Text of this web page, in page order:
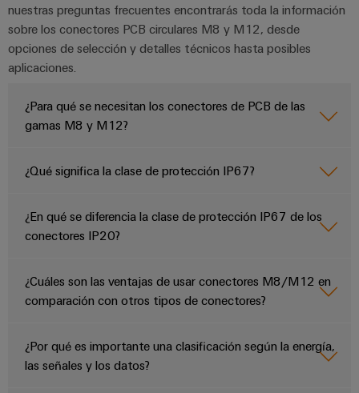
nuestras preguntas frecuentes encontrarás toda la información
sobre los conectores PCB circulares M8 y M12, desde
opciones de selección y detalles técnicos hasta posibles
aplicaciones.
¿Para qué se necesitan los conectores de PCB de las
gamas M8 y M12?
¿Qué significa la clase de protección IP67?
¿En qué se diferencia la clase de protección IP67 de los
conectores IP20?
¿Cuáles son las ventajas de usar conectores M8/M12 en
comparación con otros tipos de conectores?
¿Por qué es importante una clasificación según la energía,
las señales y los datos?